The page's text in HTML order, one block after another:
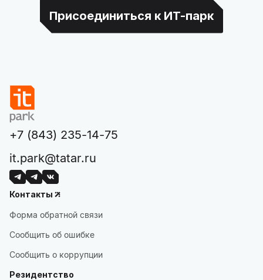
Присоединиться к ИТ-парк
+7 (843) 235-14-75
it.park@tatar.ru
Контакты
Форма обратной связи
Сообщить об ошибке
Сообщить о коррупции
Резидентство